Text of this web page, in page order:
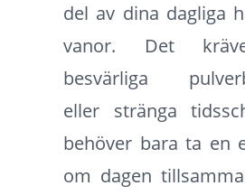
del av dina dagliga
vanor. Det
besvärliga
eller stränga
behöver bara ta en
om dagen